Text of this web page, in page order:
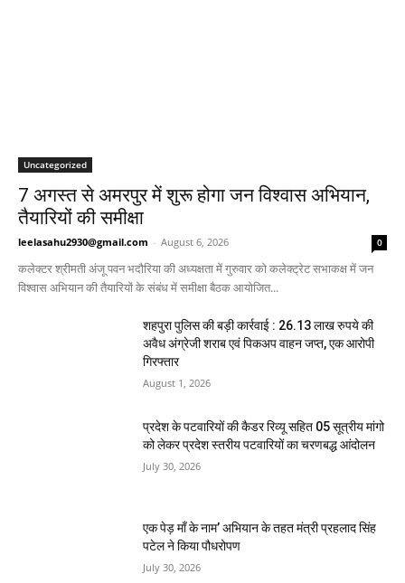
Uncategorized
7 अगस्त से अमरपुर में शुरू होगा जन विश्वास अभियान,
तैयारियों की समीक्षा
leelasahu2930@gmail.com - August 6, 2026 0
कलेक्टर श्रीमती अंजू पवन भदौरिया की अध्यक्षता में गुरुवार को कलेक्ट्रेट सभाकक्ष में जन
विश्वास अभियान की तैयारियों के संबंध में समीक्षा बैठक आयोजित...
शहपुरा पुलिस की बड़ी कार्रवाई : 26.13 लाख रुपये की
अवैध अंग्रेजी शराब एवं पिकअप वाहन जप्त, एक आरोपी
गिरफ्तार
August 1, 2026
प्रदेश के पटवारियों की कैडर रिव्यू सहित 05 सूत्रीय मांगो
को लेकर प्रदेश स्तरीय पटवारियों का चरणबद्ध आंदोलन
July 30, 2026
एक पेड़ माँ के नाम’ अभियान के तहत मंत्री प्रहलाद सिंह
पटेल ने किया पौधरोपण
July 30, 2026